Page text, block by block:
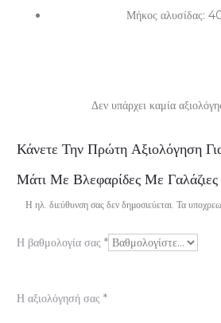
Μήκος αλυσίδας:
Α
ξ
ο
ο
Δεν υπάρχει καμία
Κάνετε Την Πρώτη Αξιολόγηση
Μάτι Με Βλεφαρίδες Με Γαλάζιες
Η ηλ. διεύθυνση σας δεν δημοσιεύεται. Τα
Η βαθμολογία σας *
Η αξιολόγησή σας *